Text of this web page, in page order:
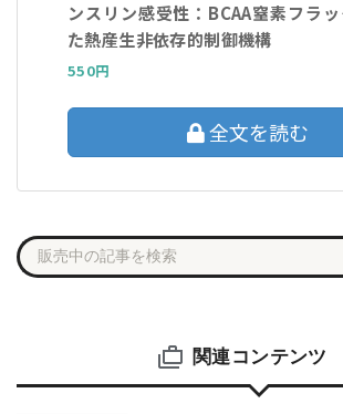
ンスリン感受性：BCAA窒素フラ
た熱産生非依存的制御機構
550円
全文を読む
関連コンテンツ